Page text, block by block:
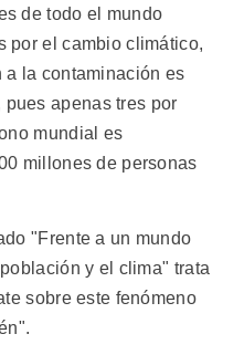
de todo el mundo
por el cambio climático,
a la contaminación es
apenas tres por
mundial es
millones de personas
"Frente a un mundo
y el clima" trata
sobre este fenómeno